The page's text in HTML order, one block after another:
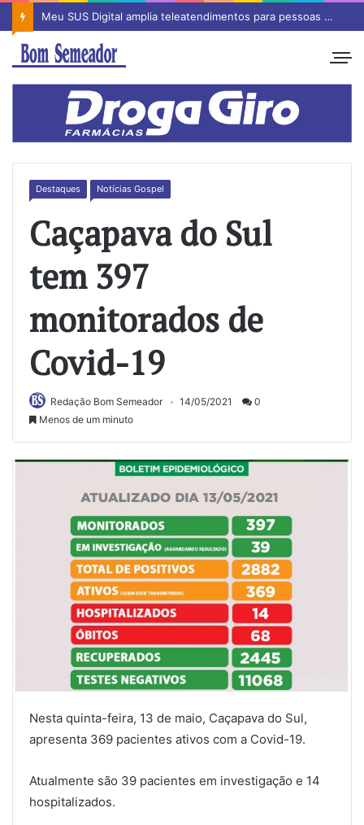
Meu SUS Digital amplia teleatendimentos para pessoas com problemas com jogos e apostas
Destaques Notícias Gospel
Caçapava do Sul
tem 397
monitorados de
Covid-19
Redação Bom Semeador 14/05/2021
0
Menos de um minuto
Nesta quinta-feira, 13 de maio, Caçapava do Sul,
apresenta 369 pacientes ativos com a Covid-19.
Atualmente são 39 pacientes em investigação e 14
hospitalizados.